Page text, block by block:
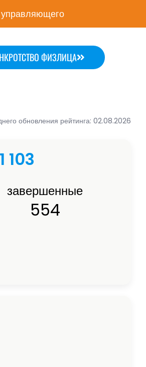
ФИЗЛИЦА
обновления рейтинга: 02.08.2026
1 103
завершенные
554